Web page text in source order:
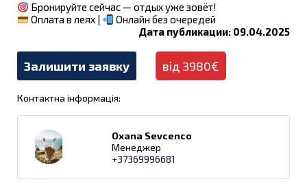
Бронируйте сейчас — отдых уже зовёт!
Оплата в леях |
Онлайн без очередей
Дата публикации: 09.04.2025
Залишити заявку від 3980€
Контактна інформація:
Oxana Sevcenco
Менеджер
+37369996681